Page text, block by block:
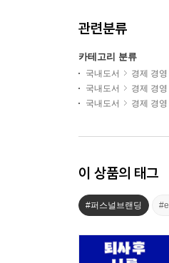
관련분류
카테고리 분류
국내도서 경제 경영
국내도서
경제 경영
국내도서
경제 경영
이 상품의 태그
#퍼스널브랜딩